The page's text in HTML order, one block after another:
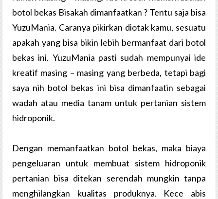
botol bekas Bisakah dimanfaatkan ? Tentu saja bisa
YuzuMania. Caranya pikirkan diotak kamu, sesuatu
apakah yang bisa bikin lebih bermanfaat dari botol
bekas ini. YuzuMania pasti sudah mempunyai ide
kreatif masing – masing yang berbeda, tetapi bagi
saya nih botol bekas ini bisa dimanfaatin sebagai
wadah atau media tanam untuk pertanian sistem
hidroponik.
Dengan memanfaatkan botol bekas, maka biaya
pengeluaran untuk membuat sistem hidroponik
pertanian bisa ditekan serendah mungkin tanpa
menghilangkan kualitas produknya. Kece abis